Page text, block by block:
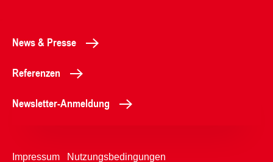
News & Presse
Referenzen
Newsletter-Anmeldung
Impressum Nutzungsbedingungen